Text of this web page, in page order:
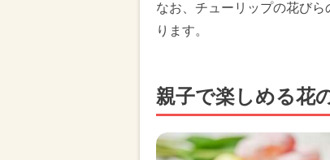
なお、チューリップの花び
ります。
親子で楽しめる花